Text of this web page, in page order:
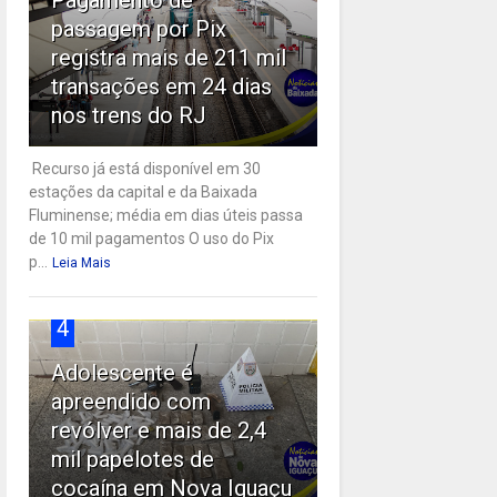
passagem por Pix
registra mais de 211 mil
transações em 24 dias
nos trens do RJ
Recurso já está disponível em 30
estações da capital e da Baixada
Fluminense; média em dias úteis passa
de 10 mil pagamentos O uso do Pix
p...
Leia Mais
4
Adolescente é
apreendido com
revólver e mais de 2,4
mil papelotes de
cocaína em Nova Iguaçu